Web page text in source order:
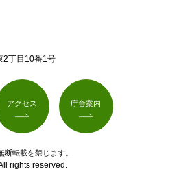
丁目10番1号
アクセス 庁舎案内
転載を禁じます。
rights reserved.